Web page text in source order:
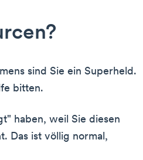
sind Sie ein Superheld.
bitten.
haben, weil Sie diesen
Das ist völlig normal,